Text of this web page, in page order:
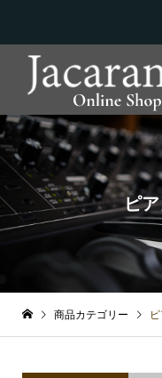
ピ
商品カテゴリー